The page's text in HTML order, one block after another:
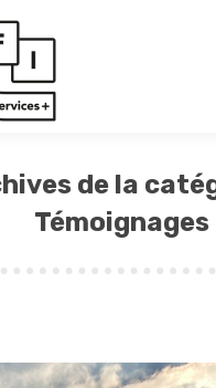
de la
Témoignages